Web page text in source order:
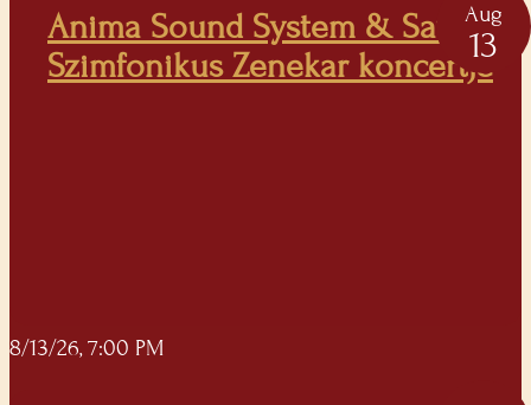
Anima Sound System & Savaria
Szimfonikus Zenekar koncertje
Aug
13
8/13/26, 7:00 PM